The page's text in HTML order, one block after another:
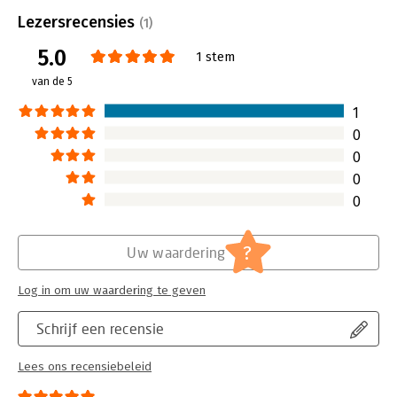
er op strategische wijze mee om kan
Lees verder
Lezersrecensies (1)
5.0
van de 5
1 stem
1
0
0
0
0
Schrijf een recensie
Lees ons recensiebeleid
Uw waardering ?
Log in om uw waardering te geven